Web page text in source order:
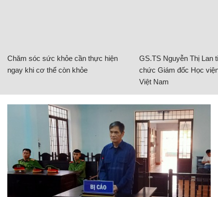
Chăm sóc sức khỏe cần thực hiện
ngay khi cơ thể còn khỏe
GS.TS Nguyễn Thị Lan
chức Giám đốc Học
Việt Nam